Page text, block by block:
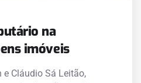
na
imóveis
Cláudio Sá Leitão,